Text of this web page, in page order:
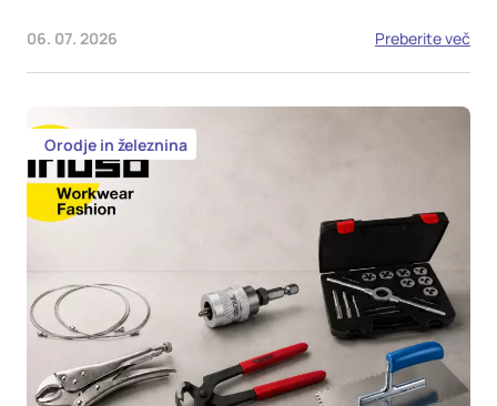
06. 07. 2026 Preberite več
Orodje in železnina